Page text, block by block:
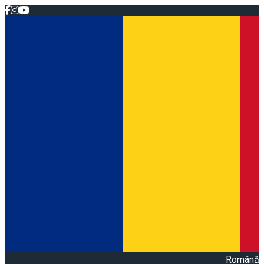
Română